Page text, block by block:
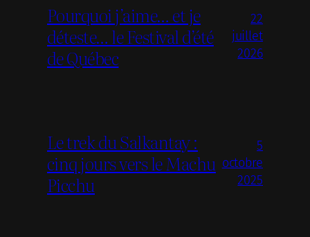
Pourquoi j’aime… et je
déteste… le Festival d’été
de Québec
22
juillet
2026
Le trek du Salkantay :
cinq jours vers le Machu
Picchu
5
octobre
2025